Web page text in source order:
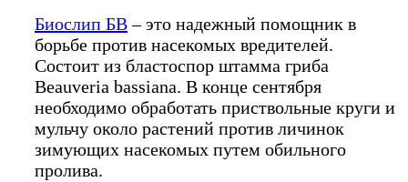
Биослип БВ– это надежный помощник в
борьбе против насекомых вредителей.
Состоит из бластоспор штамма гриба
Beauveria bassiana. В конце сентября
необходимо обработать приствольные круги и
мульчу около растений против личинок
зимующих насекомых путем обильного
пролива.